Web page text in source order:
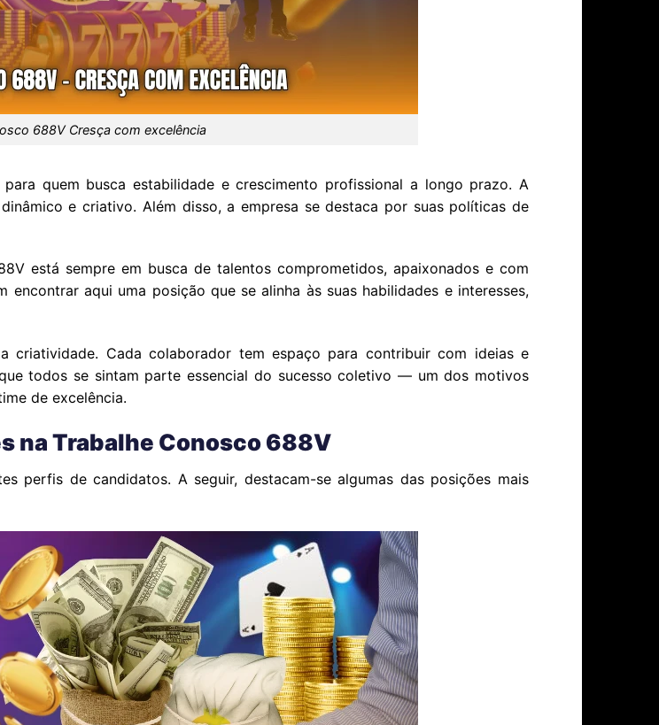
688V Cresça com excelência
quem busca estabilidade e crescimento profissional a longo prazo. A
e criativo. Além disso, a empresa se destaca por suas políticas de
está sempre em busca de talentos comprometidos, apaixonados e com
aqui uma posição que se alinha às suas habilidades e interesses,
Cada colaborador tem espaço para contribuir com ideias e
todos se sintam parte essencial do sucesso coletivo — um dos motivos
de excelência.
na Trabalhe Conosco 688V
perfis de candidatos. A seguir, destacam-se algumas das posições mais